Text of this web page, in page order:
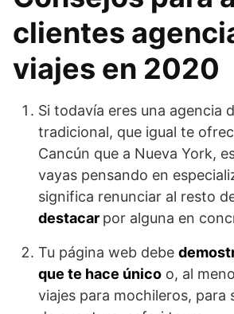
clientes
viajes en 2020
Si todavía eres una agencia
tradicional, que igual te
Cancún que a Nueva York,
vayas pensando en
significa renunciar al resto
destacar por alguna en
Tu página web debe
que te hace único o, al
viajes para mochileros, para